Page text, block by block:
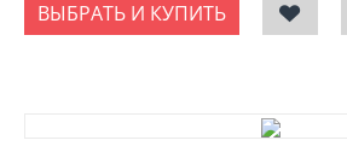
ВЫБРАТЬ И КУПИТЬ